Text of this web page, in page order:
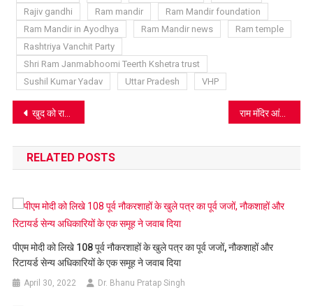
Rajiv gandhi
Ram mandir
Ram Mandir foundation
Ram Mandir in Ayodhya
Ram Mandir news
Ram temple
Rashtriya Vanchit Party
Shri Ram Janmabhoomi Teerth Kshetra trust
Sushil Kumar Yadav
Uttar Pradesh VHP
Post
navigation
खुद को राधास्वामी मत का सतसंगी कहने वालों का दादाजी महाराज का सख्त संदेश, जरूर पढ़िए राम मंदिर आंदोलन का ‘हीरो’ सुरेश बघेल मुफलिसी में, जानिए अयोध्या में ढांचा हटाने के लिए क्या किया था, देखें वीडियो
RELATED POSTS
पीएम मोदी को लिखे 108 पूर्व नौकरशाहों के खुले पत्र का पूर्व जजों, नौकशाहों और
रिटायर्ड सेन्य अधिकारियों के एक समूह ने जवाब दिया
April 30, 2022 Dr. Bhanu Pratap Singh